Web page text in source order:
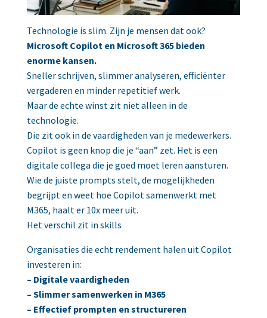
Technologie is slim. Zijn je mensen dat ook?
Microsoft Copilot en Microsoft 365 bieden
enorme kansen.
Sneller schrijven, slimmer analyseren, efficiënter
vergaderen en minder repetitief werk.
Maar de echte winst zit niet alleen in de
technologie.
Die zit ook in de vaardigheden van je medewerkers.
Copilot is geen knop die je “aan” zet. Het is een
digitale collega die je goed moet leren aansturen.
Wie de juiste prompts stelt, de mogelijkheden
begrijpt en weet hoe Copilot samenwerkt met
M365, haalt er 10x meer uit.
Het verschil zit in skills
Organisaties die echt rendement halen uit Copilot
investeren in:
– Digitale vaardigheden
– Slimmer samenwerken in M365
– Effectief prompten en structureren